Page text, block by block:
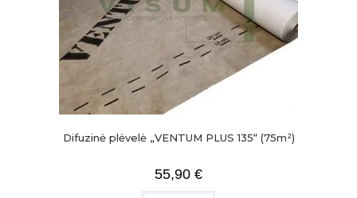
Difuzinė plėvelė „VENTUM PLUS 135“ (75m²)
55,90 €